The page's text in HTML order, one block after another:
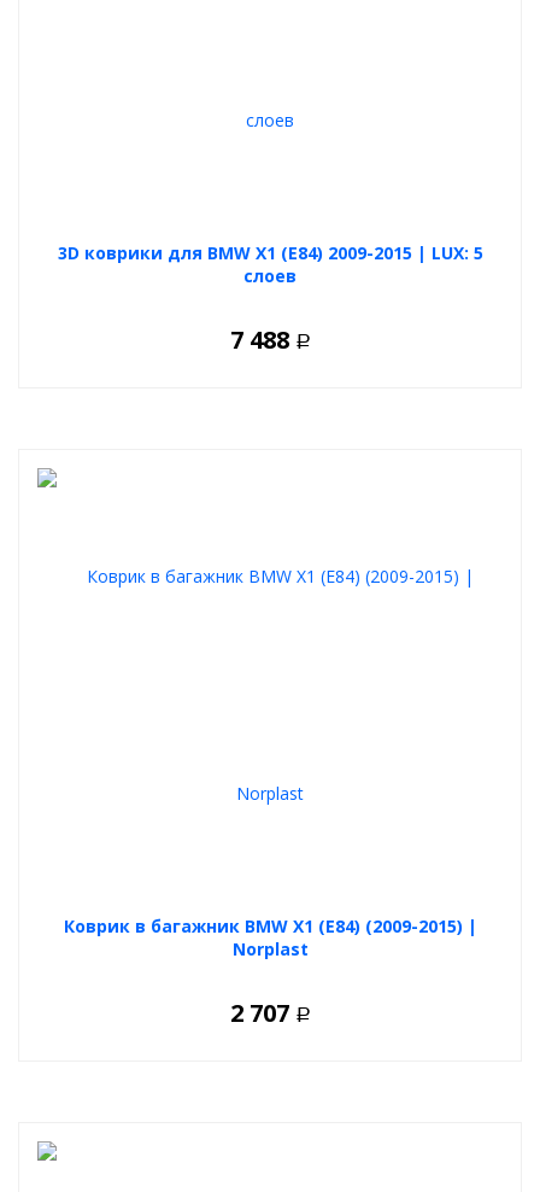
3D коврики для BMW X1 (E84) 2009-2015 | LUX: 5
слоев
7 488 Р
Коврик в багажник BMW X1 (E84) (2009-2015) |
Norplast
2 707 Р